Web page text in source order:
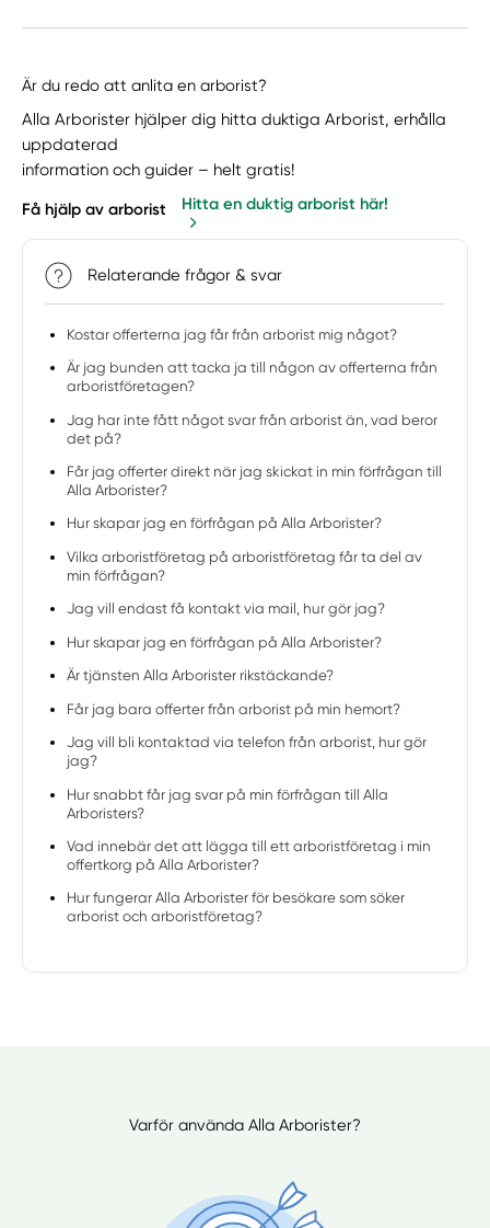
Är du redo att anlita en arborist?
Alla Arborister hjälper dig hitta duktiga Arborist, erhålla
uppdaterad
information och guider – helt gratis!
Få hjälp av arborist Hitta en duktig arborist här!
Relaterande frågor & svar
Kostar offerterna jag får från arborist mig något?
Är jag bunden att tacka ja till någon av offerterna från
arboristföretagen?
Jag har inte fått något svar från arborist än, vad beror
det på?
Får jag offerter direkt när jag skickat in min förfrågan till
Alla Arborister?
Hur skapar jag en förfrågan på Alla Arborister?
Vilka arboristföretag på arboristföretag får ta del av
min förfrågan?
Jag vill endast få kontakt via mail, hur gör jag?
Hur skapar jag en förfrågan på Alla Arborister?
Är tjänsten Alla Arborister rikstäckande?
Får jag bara offerter från arborist på min hemort?
Jag vill bli kontaktad via telefon från arborist, hur gör
jag?
Hur snabbt får jag svar på min förfrågan till Alla
Arboristers?
Vad innebär det att lägga till ett arboristföretag i min
offertkorg på Alla Arborister?
Hur fungerar Alla Arborister för besökare som söker
arborist och arboristföretag?
Varför använda Alla Arborister?